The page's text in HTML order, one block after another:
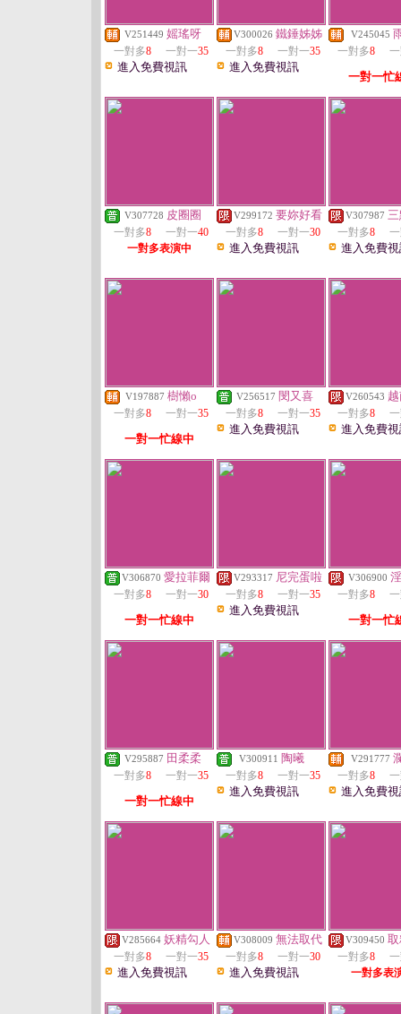
V251449 媱瑤呀
一對多8 一對一35
進入免費視訊
V300026 鐵錘姊姊
一對多8 一對一35
進入免費視訊
V245045
一對多8
一對一忙
V307728 皮圈圈
一對多8 一對一40
一對多表演中
V299172 要妳好看
一對多8 一對一30
進入免費視訊
V307987
一對多8
進入免費
V197887 樹懶o
一對多8 一對一35
一對一忙線中
V256517 閔又喜
一對多8 一對一35
進入免費視訊
V260543
一對多8
進入免費
V306870 愛拉菲爾
一對多8 一對一30
一對一忙線中
V293317 尼完蛋啦
一對多8 一對一35
進入免費視訊
V306900
一對多8
一對一忙
V295887 田柔柔
一對多8 一對一35
一對一忙線中
V300911 陶曦
一對多8 一對一35
進入免費視訊
V291777
一對多8
進入免費
V285664 妖精勾人
一對多8 一對一35
進入免費視訊
V308009 無法取代
一對多8 一對一30
進入免費視訊
V309450
一對多8
一對多表